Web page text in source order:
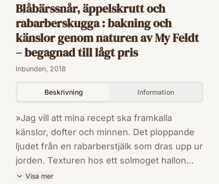
Blåbärssnår, äppelskrutt och
rabarberskugga : bakning och
känslor genom naturen av My Feldt
– begagnad till lågt pris
Inbunden, 2018
Beskrivning Information
»Jag vill att mina recept ska framkalla
känslor, dofter och minnen. Det ploppande
ljudet från en rabarberstjälk som dras upp ur
jorden. Texturen hos ett solmoget hallon
som man plockar från busken och stoppar
Visa mer